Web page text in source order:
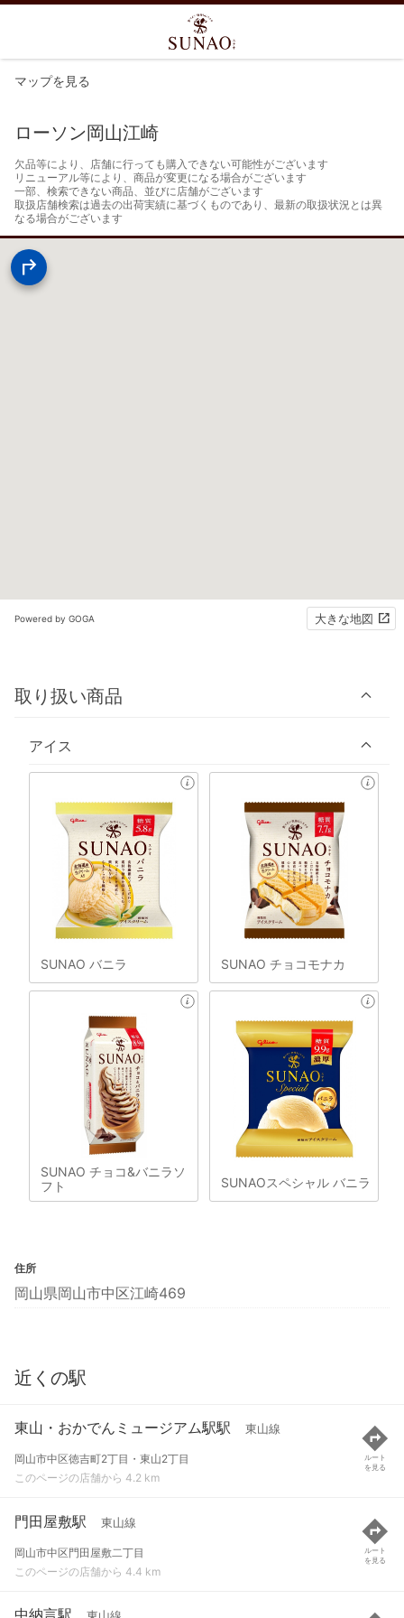
マップを見る
ローソン岡山江崎
欠品等により、店舗に行っても購入できない可能性がございます
リニューアル等により、商品が変更になる場合がございます
一部、検索できない商品、並びに店舗がございます
取扱店舗検索は過去の出荷実績に基づくものであり、最新の取扱状況とは異
なる場合がございます
Powered by GOGA 大きな地図
取り扱い商品
アイス
SUNAO バニラ SUNAO チョコモナカ
SUNAO チョコ&バニラソ
フト
SUNAOスペシャル バニラ
住所
岡山県岡山市中区江崎469
近くの駅
東山・おかでんミュージアム駅駅 東山線
岡山市中区徳吉町2丁目・東山2丁目
このページの店舗から 4.2 km
ルート
を見る
門田屋敷駅 東山線
岡山市中区門田屋敷二丁目
このページの店舗から 4.4 km
ルート
を見る
中納言駅